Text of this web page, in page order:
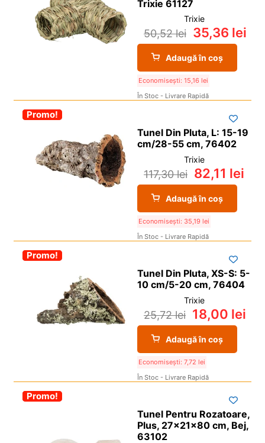
Trixie 61127
Trixie
50,52lei 35,36 lei
Adaugă în coș
Economisești: 15,16 lei
În Stoc - Livrare Rapidă
-30%
Promo!
Tunel Din Pluta, L: 15-19
cm/28-55 cm, 76402
Trixie
117,30lei 82,11 lei
Adaugă în coș
Economisești: 35,19 lei
În Stoc - Livrare Rapidă
-30%
Promo!
Tunel Din Pluta, XS-S: 5-
10 cm/5-20 cm, 76404
Trixie
25,72lei 18,00 lei
Adaugă în coș
Economisești: 7,72 lei
În Stoc - Livrare Rapidă
-30%
Promo!
Tunel Pentru Rozatoare,
Plus, 27x21x80 cm, Bej,
63102